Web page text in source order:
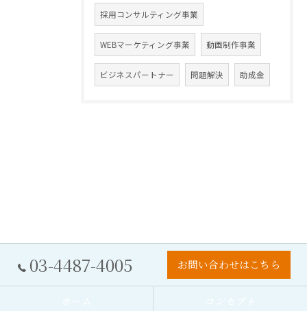
採用コンサルティング事業
WEBマーケティング事業 動画制作事業
ビジネスパートナー 問題解決 助成金
03-4487-4005 お問い合わせはこちら